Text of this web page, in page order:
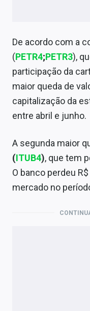
De acordo com a
(PETR4;PETR3),
participação da
maior queda de
capitalização da
entre abril e junho.
A segunda maior
(ITUB4), que tem
O banco perdeu
mercado no